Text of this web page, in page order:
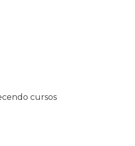
cursos